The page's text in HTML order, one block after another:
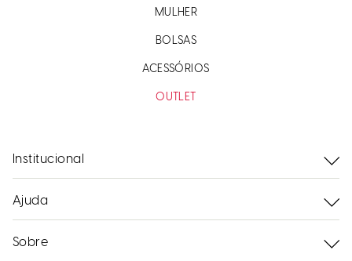
MULHER
BOLSAS
ACESSÓRIOS
OUTLET
Institucional
Ajuda
Sobre